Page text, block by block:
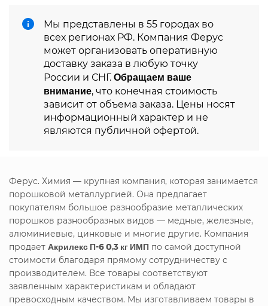
Мы представлены в 55 городах во
всех регионах РФ. Компания Ферус
может организовать оперативную
доставку заказа в любую точку
России и СНГ. Обращаем ваше
внимание, что конечная стоимость
зависит от объема заказа. Цены носят
информационный характер и не
являются публичной офертой.
Ферус. Химия — крупная компания, которая занимается
порошковой металлургией. Она предлагает
покупателям большое разнообразие металлических
порошков разнообразных видов — медные, железные,
алюминиевые, цинковые и многие другие. Компания
продает Акрилекс П-6 0,3 кг ИМП по самой доступной
стоимости благодаря прямому сотрудничеству с
производителем. Все товары соответствуют
заявленным характеристикам и обладают
превосходным качеством. Мы изготавливаем товары в